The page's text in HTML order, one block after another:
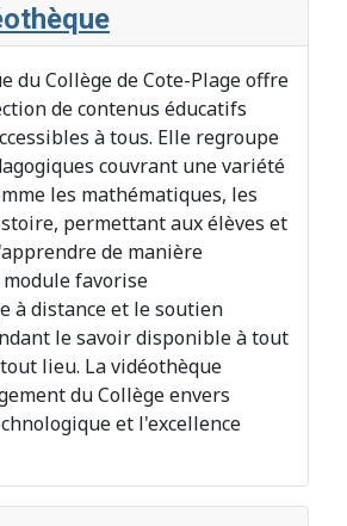
du Collège de Cote-Plage offre
de contenus éducatifs
à tous. Elle regroupe
couvrant une variété
les mathématiques, les
permettant aux élèves et
de manière
favorise
à distance et le soutien
le savoir disponible à tout
lieu. La vidéothèque
du Collège envers
et l'excellence